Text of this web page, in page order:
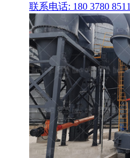
联系电话: 180 3780 8511